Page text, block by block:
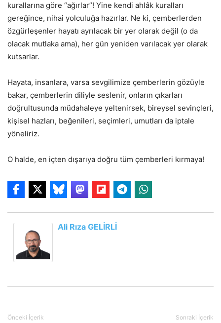
kurallarına göre “ağırlar”! Yine kendi ahlâk kuralları
gereğince, nihai yolculuğa hazırlar. Ne ki, çemberlerden
özgürleşenler hayatı ayrılacak bir yer olarak değil (o da
olacak mutlaka ama), her gün yeniden varılacak yer olarak
kutsarlar.
Hayata, insanlara, varsa sevgilimize çemberlerin gözüyle
bakar, çemberlerin diliyle seslenir, onların çıkarları
doğrultusunda müdahaleye yeltenirsek, bireysel sevinçleri,
kişisel hazları, beğenileri, seçimleri, umutları da iptale
yöneliriz.
O halde, en içten dışarıya doğru tüm çemberleri kırmaya!
Ali Rıza GELİRLİ
Önceki İçerik Sonraki İçerik